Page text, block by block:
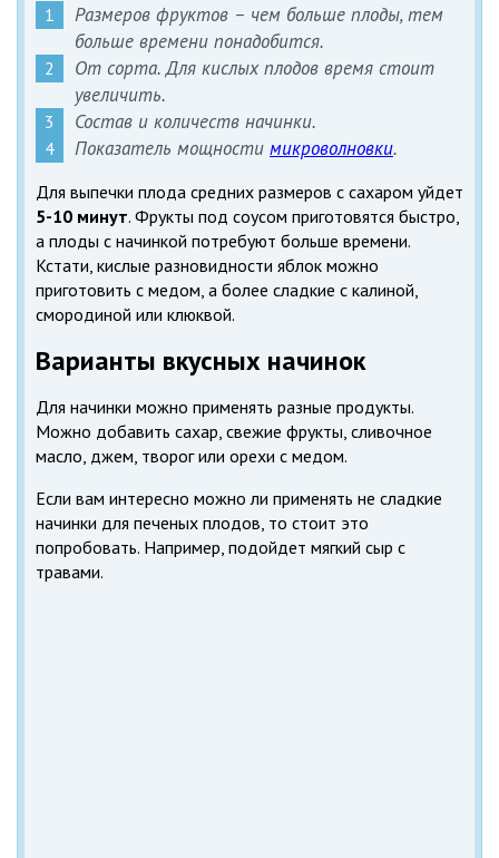
Размеров фруктов – чем больше плоды, тем
больше времени понадобится.
От сорта. Для кислых плодов время стоит
увеличить.
Состав и количеств начинки.
Показатель мощности микроволновки.
Для выпечки плода средних размеров с сахаром уйдет
5-10 минут. Фрукты под соусом приготовятся быстро,
а плоды с начинкой потребуют больше времени.
Кстати, кислые разновидности яблок можно
приготовить с медом, а более сладкие с калиной,
смородиной или клюквой.
Варианты вкусных начинок
Для начинки можно применять разные продукты.
Можно добавить сахар, свежие фрукты, сливочное
масло, джем, творог или орехи с медом.
Если вам интересно можно ли применять не сладкие
начинки для печеных плодов, то стоит это
попробовать. Например, подойдет мягкий сыр с
травами.